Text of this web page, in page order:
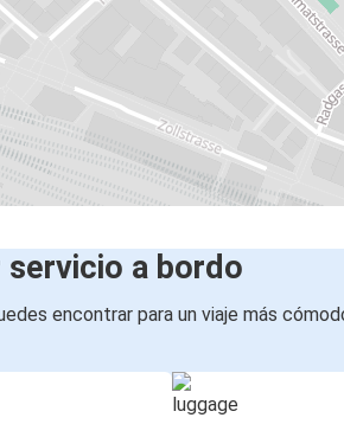
servicio a bordo
encontrar para un viaje más